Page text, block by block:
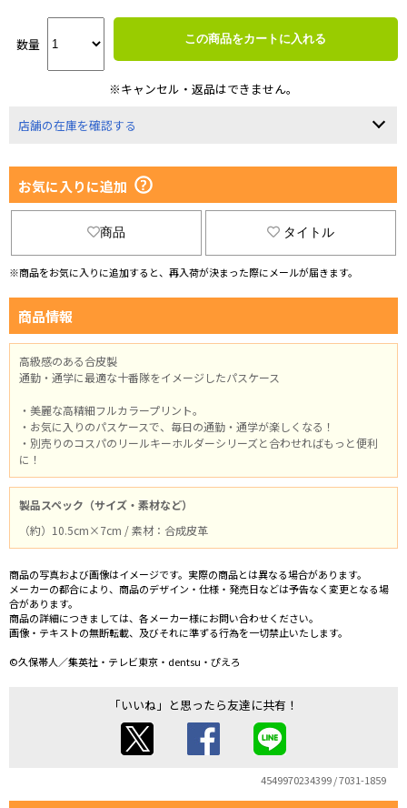
数量 この商品をカートに入れる
※キャンセル・返品はできません。
店舗の在庫を確認する
お気に入りに追加
商品 タイトル
※商品をお気に入りに追加すると、再入荷が決まった際にメールが届きます。
商品情報
高級感のある合皮製
通勤・通学に最適な十番隊をイメージしたパスケース
・美麗な高精細フルカラープリント。
・お気に入りのパスケースで、毎日の通勤・通学が楽しくなる！
・別売りのコスパのリールキーホルダーシリーズと合わせればもっと便利
に！
製品スペック（サイズ・素材など）
（約）10.5cm×7cm / 素材：合成皮革
商品の写真および画像はイメージです。実際の商品とは異なる場合があります。
メーカーの都合により、商品のデザイン・仕様・発売日などは予告なく変更となる場
合があります。
商品の詳細につきましては、各メーカー様にお問い合わせください。
画像・テキストの無断転載、及びそれに準ずる行為を一切禁止いたします。
©久保帯人／集英社・テレビ東京・dentsu・ぴえろ
「いいね」と思ったら友達に共有！
4549970234399 / 7031-1859